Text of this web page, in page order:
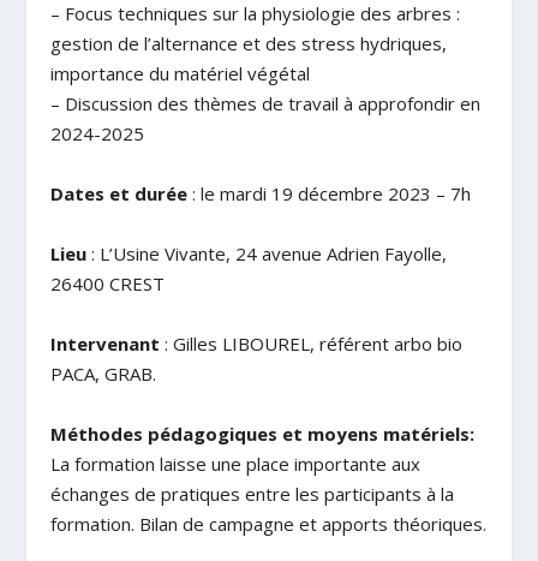
– Focus techniques sur la physiologie des arbres :
gestion de l’alternance et des stress hydriques,
importance du matériel végétal
– Discussion des thèmes de travail à approfondir en
2024-2025
Dates et durée : le mardi 19 décembre 2023 – 7h
Lieu : L’Usine Vivante, 24 avenue Adrien Fayolle,
26400 CREST
Intervenant : Gilles LIBOUREL, référent arbo bio
PACA, GRAB.
Méthodes pédagogiques et moyens matériels:
La formation laisse une place importante aux
échanges de pratiques entre les participants à la
formation. Bilan de campagne et apports théoriques.